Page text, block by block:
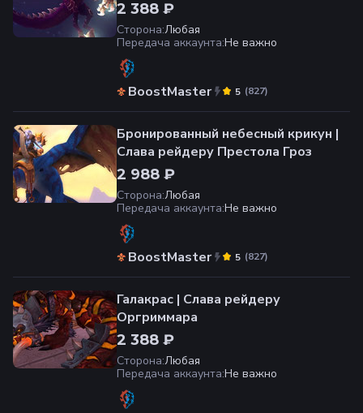
2 388 ₽
Сторона:Любая
Передача аккаунта:Не важно
BoostMaster (827)
5
Бронированный небесный крикун |
Слава рейдеру Престола Гроз
2 988 ₽
Сторона:Любая
Передача аккаунта:Не важно
BoostMaster (827)
5
Галакрас | Слава рейдеру
Оргриммара
2 388 ₽
Сторона:Любая
Передача аккаунта:Не важно